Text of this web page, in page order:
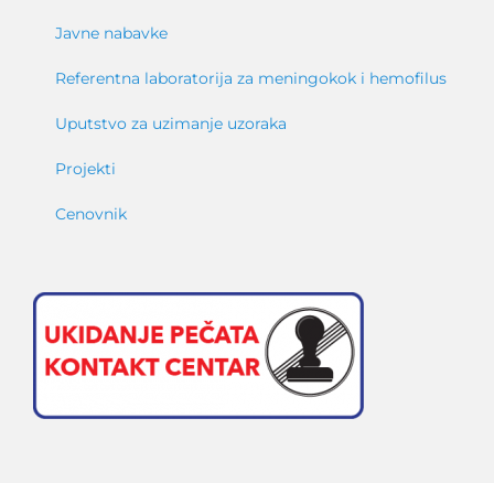
Javne nabavke
Referentna laboratorija za meningokok i hemofilus
Uputstvo za uzimanje uzoraka
Projekti
Cenovnik